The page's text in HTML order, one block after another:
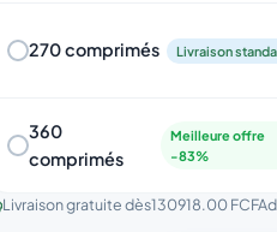
270 comprimés Livraison
360
comprimés
Meilleure offre
-83%
Livraison gratuite dès130918.00 FCFA